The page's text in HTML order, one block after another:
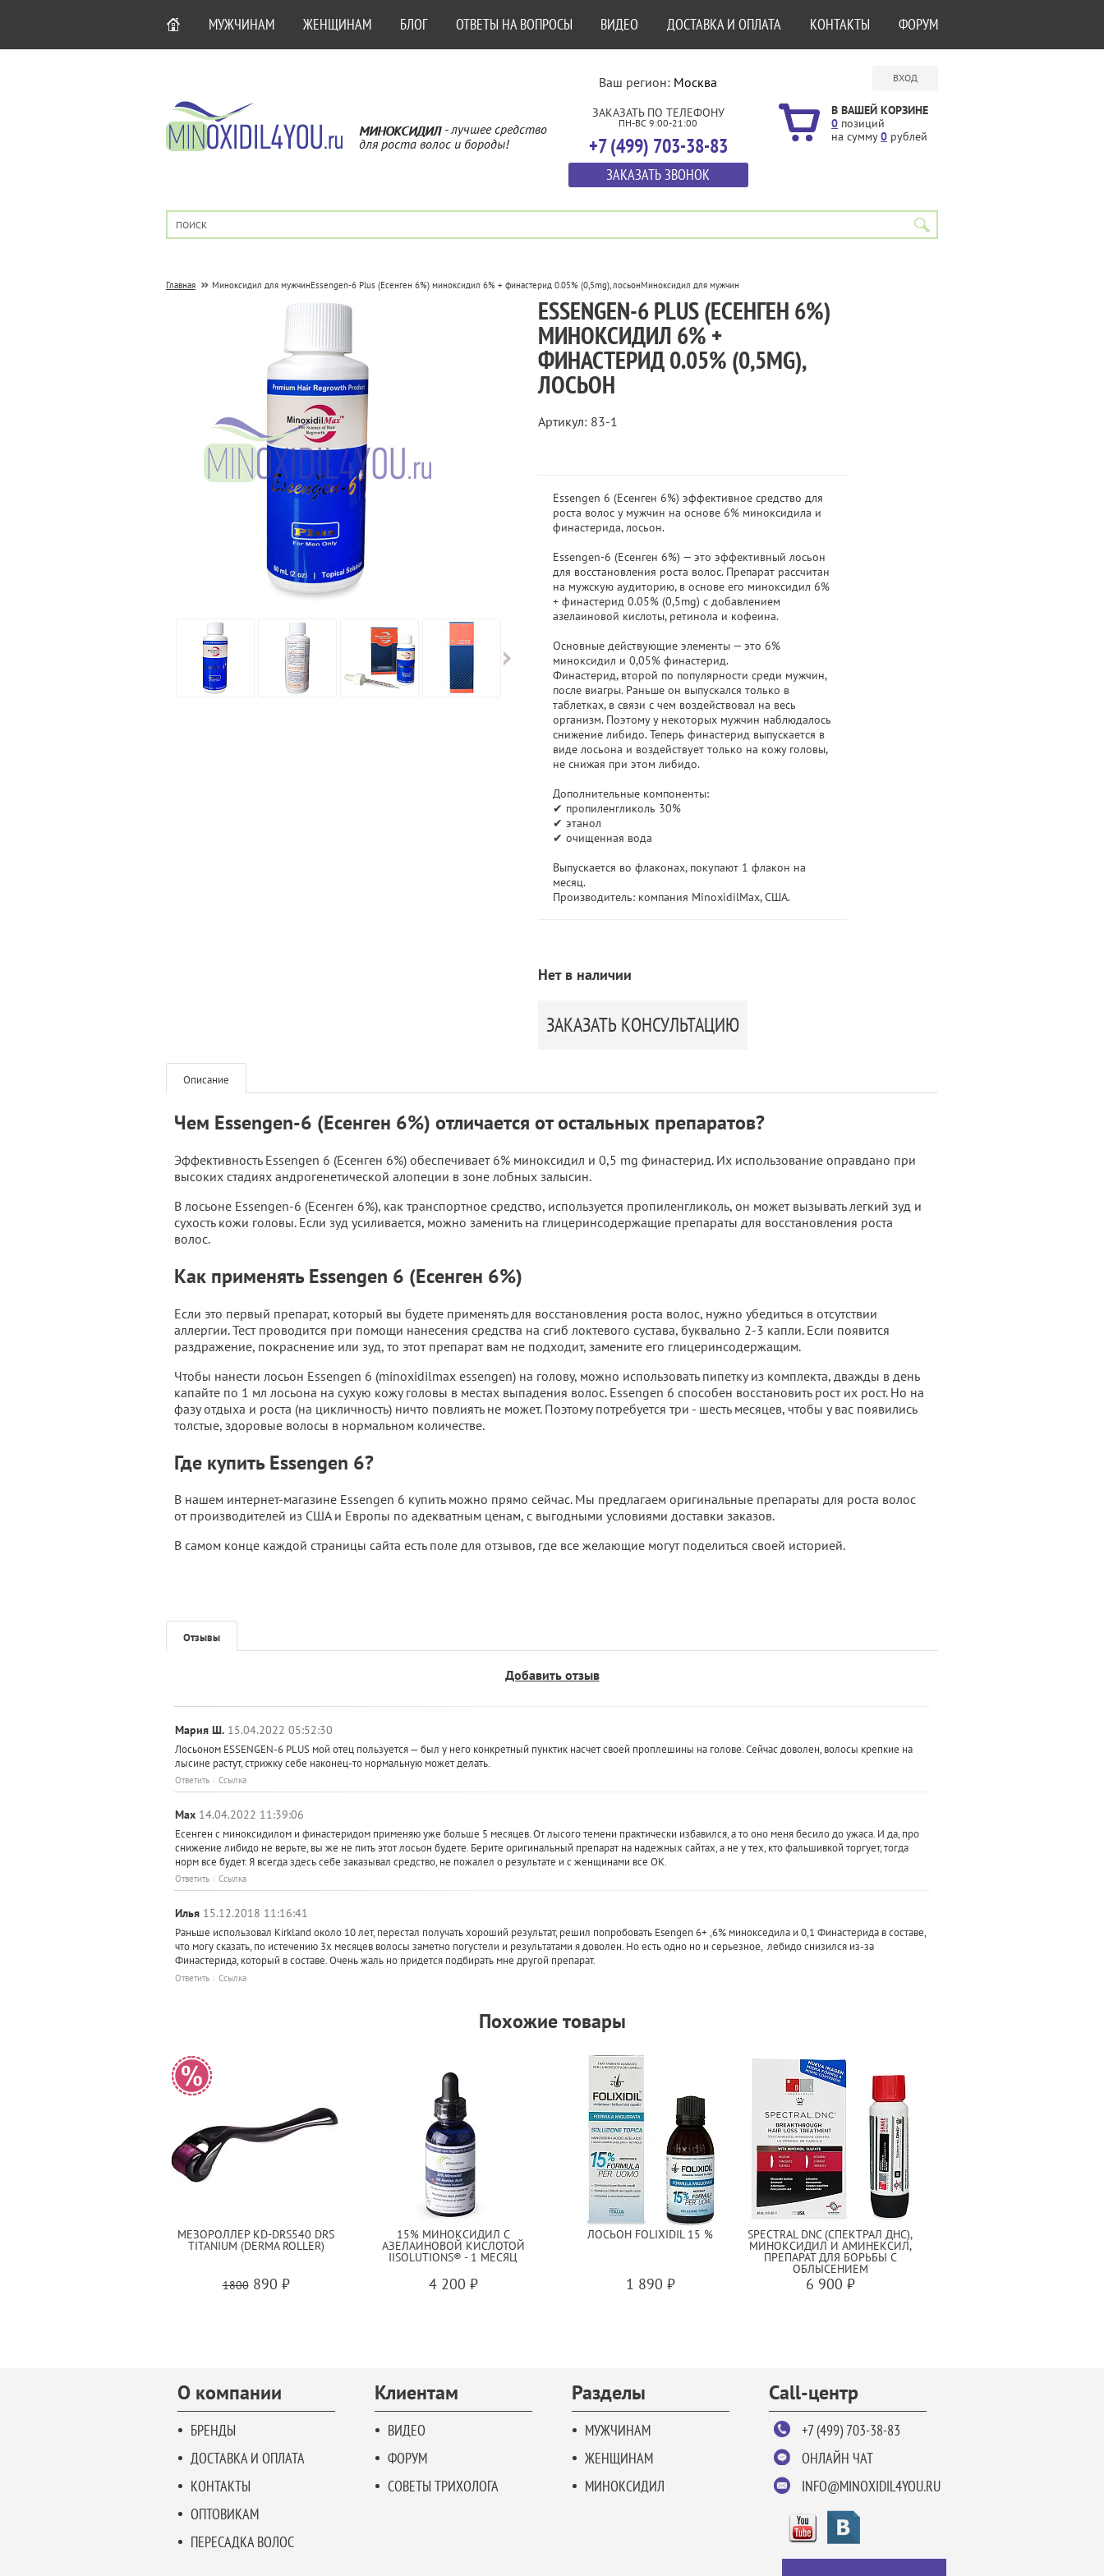
МУЖЧИНАМ ЖЕНЩИНАМ БЛОГ ОТВЕТЫ НА ВОПРОСЫ ВИДЕО ДОСТАВКА И ОПЛАТА КОНТАКТЫ ФОРУМ
МИНОКСИДИЛ- лучшее средство
для роста волос и бороды!
Ваш регион: Москва
ЗАКАЗАТЬ ПО ТЕЛЕФОНУ
ПН-ВС 9:00-21:00
+7 (499) 703-38-83
ЗАКАЗАТЬ ЗВОНОК
ВХОД
В ВАШЕЙ КОРЗИНЕ
0 позиций
на сумму0 рублей
Главная Миноксидил для мужчинEssengen-6 Plus (Есенген 6%) миноксидил 6% + финастерид 0.05% (0,5mg), лосьонМиноксидил для мужчин
ESSENGEN-6 PLUS (ЕСЕНГЕН 6%)
МИНОКСИДИЛ 6% +
ФИНАСТЕРИД 0.05% (0,5MG),
ЛОСЬОН
Артикул: 83-1
Essengen 6 (Есенген 6%) эффективное средство для
роста волос у мужчин на основе 6% миноксидила и
финастерида, лосьон.
Essengen-6 (Есенген 6%) — это эффективный лосьон
для восстановления роста волос. Препарат рассчитан
на мужскую аудиторию, в основе его миноксидил 6%
+ финастерид 0.05% (0,5mg) с добавлением
азелаиновой кислоты, ретинола и кофеина.
Основные действующие элементы — это 6%
миноксидил и 0,05% финастерид.
Финастерид, второй по популярности среди мужчин,
после виагры. Раньше он выпускался только в
таблетках, в связи с чем воздействовал на весь
организм. Поэтому у некоторых мужчин наблюдалось
снижение либидо. Теперь финастерид выпускается в
виде лосьона и воздействует только на кожу головы,
не снижая при этом либидо.
Дополнительные компоненты:
✔ пропиленгликоль 30%
✔ этанол
✔ очищенная вода
Выпускается во флаконах, покупают 1 флакон на
месяц.
Производитель: компания MinoxidilMax, США.
Нет в наличии
ЗАКАЗАТЬ КОНСУЛЬТАЦИЮ
Описание
Чем Essengen-6 (Есенген 6%) отличается от остальных препаратов?
Эффективность Essengen 6 (Есенген 6%) обеспечивает 6% миноксидил и 0,5 mg финастерид. Их использование оправдано при
высоких стадиях андрогенетической алопеции в зоне лобных залысин.
В лосьоне Essengen-6 (Есенген 6%), как транспортное средство, используется пропиленгликоль, он может вызывать легкий зуд и
сухость кожи головы. Если зуд усиливается, можно заменить на глицеринсодержащие препараты для восстановления роста
волос.
Как применять Essengen 6 (Есенген 6%)
Если это первый препарат, который вы будете применять для восстановления роста волос, нужно убедиться в отсутствии
аллергии. Тест проводится при помощи нанесения средства на сгиб локтевого сустава, буквально 2-3 капли. Если появится
раздражение, покраснение или зуд, то этот препарат вам не подходит, замените его глицеринсодержащим.
Чтобы нанести лосьон Essengen 6 (minoxidilmax essengen) на голову, можно использовать пипетку из комплекта, дважды в день
капайте по 1 мл лосьона на сухую кожу головы в местах выпадения волос. Essengen 6 способен восстановить рост их рост. Но на
фазу отдыха и роста (на цикличность) ничто повлиять не может. Поэтому потребуется три - шесть месяцев, чтобы у вас появились
толстые, здоровые волосы в нормальном количестве.
Где купить Essengen 6?
В нашем интернет-магазине Essengen 6 купить можно прямо сейчас. Мы предлагаем оригинальные препараты для роста волос
от производителей из США и Европы по адекватным ценам, с выгодными условиями доставки заказов.
В самом конце каждой страницы сайта есть поле для отзывов, где все желающие могут поделиться своей историей.
Отзывы
Добавить отзыв
Мария Ш. 15.04.2022 05:52:30
Лосьоном ESSENGEN-6 PLUS мой отец пользуется — был у него конкретный пунктик насчет своей проплешины на голове. Сейчас доволен, волосы крепкие на
лысине растут, стрижку себе наконец-то нормальную может делать.
Ответить Ссылка
Max 14.04.2022 11:39:06
Есенген с миноксидилом и финастеридом применяю уже больше 5 месяцев. От лысого темени практически избавился, а то оно меня бесило до ужаса. И да, про
снижение либидо не верьте, вы же не пить этот лосьон будете. Берите оригинальный препарат на надежных сайтах, а не у тех, кто фальшивкой торгует, тогда
норм все будет. Я всегда здесь себе заказывал средство, не пожалел о результате и с женщинами все ОК.
Ответить Ссылка
Илья 15.12.2018 11:16:41
Раньше использовал Kirkland около 10 лет, перестал получать хороший результат, решил попробовать Esengen 6+ ,6% минокседила и 0,1 Финастерида в составе,
что могу сказать, по истечению 3х месяцев волосы заметно погустели и результатами я доволен. Но есть одно но и серьезное, лебидо снизился из-за
Финастерида, который в составе. Очень жаль но придется подбирать мне другой препарат.
Ответить Ссылка
Похожие товары
МЕЗОРОЛЛЕР KD-DRS540 DRS
TITANIUM (DERMA ROLLER)
1800 890 ₽
15% МИНОКСИДИЛ С
АЗЕЛАИНОВОЙ КИСЛОТОЙ
IISOLUTIONS® - 1 МЕСЯЦ
4 200 ₽
ЛОСЬОН FOLIXIDIL 15 %
1 890 ₽
SPECTRAL DNC (СПЕКТРАЛ ДНС),
МИНОКСИДИЛ И АМИНЕКСИЛ,
ПРЕПАРАТ ДЛЯ БОРЬБЫ С
ОБЛЫСЕНИЕМ
6 900 ₽
О компании
БРЕНДЫ
ДОСТАВКА И ОПЛАТА
КОНТАКТЫ
ОПТОВИКАМ
ПЕРЕСАДКА ВОЛОС
Клиентам
ВИДЕО
ФОРУМ
СОВЕТЫ ТРИХОЛОГА
Разделы
МУЖЧИНАМ
ЖЕНЩИНАМ
МИНОКСИДИЛ
Call-центр
+7 (499) 703-38-83
ОНЛАЙН ЧАТ
INFO@MINOXIDIL4YOU.RU